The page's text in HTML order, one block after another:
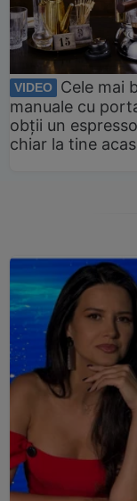
VIDEO
Cele mai
manuale cu
obții un
chiar la tine